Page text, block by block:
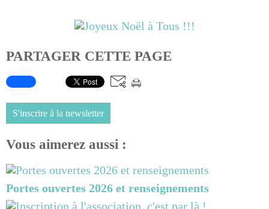
PARTAGER CETTE PAGE
S'inscrire à la newsletter
Vous aimerez aussi :
Portes ouvertes 2026 et renseignements